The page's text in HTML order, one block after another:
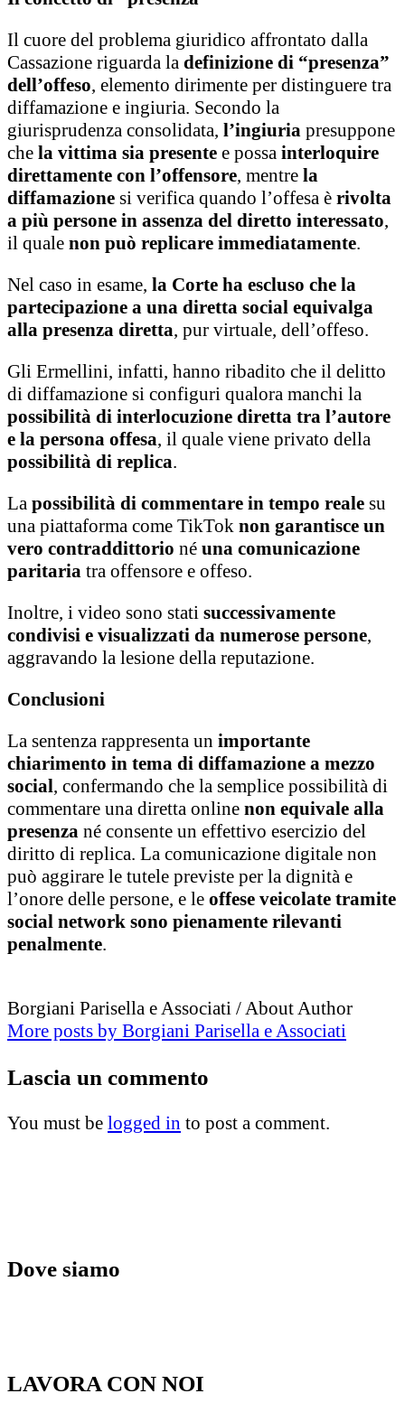
Il cuore del problema giuridico affrontato dalla
Cassazione riguarda la definizione di “presenza”
dell’offeso, elemento dirimente per distinguere tra
diffamazione e ingiuria. Secondo la
giurisprudenza consolidata, l’ingiuria presuppone
che la vittima sia presente e possa interloquire
direttamente con l’offensore, mentre la
diffamazione si verifica quando l’offesa è rivolta
a più persone in assenza del diretto interessato,
il quale non può replicare immediatamente.
Nel caso in esame, la Corte ha escluso che la
partecipazione a una diretta social equivalga
alla presenza diretta, pur virtuale, dell’offeso.
Gli Ermellini, infatti, hanno ribadito che il delitto
di diffamazione si configuri qualora manchi la
possibilità di interlocuzione diretta tra l’autore
e la persona offesa, il quale viene privato della
possibilità di replica.
La possibilità di commentare in tempo reale su
una piattaforma come TikTok non garantisce un
vero contraddittorio né una comunicazione
paritaria tra offensore e offeso.
Inoltre, i video sono stati successivamente
condivisi e visualizzati da numerose persone,
aggravando la lesione della reputazione.
Conclusioni
La sentenza rappresenta un importante
chiarimento in tema di diffamazione a mezzo
social, confermando che la semplice possibilità di
commentare una diretta online non equivale alla
presenza né consente un effettivo esercizio del
diritto di replica. La comunicazione digitale non
può aggirare le tutele previste per la dignità e
l’onore delle persone, e le offese veicolate tramite
social network sono pienamente rilevanti
penalmente.
Borgiani Parisella e Associati / About Author
More posts by Borgiani Parisella e Associati
Lascia un commento
You must be logged in to post a comment.
Dove siamo
LAVORA CON NOI